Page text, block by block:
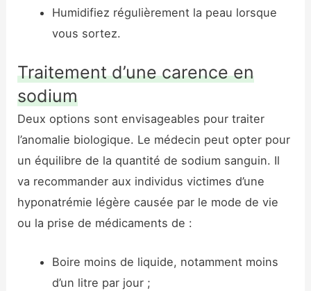
Humidifiez régulièrement la peau lorsque
vous sortez.
Traitement d’une carence en
sodium
Deux options sont envisageables pour traiter
l’anomalie biologique. Le médecin peut opter pour
un équilibre de la quantité de sodium sanguin. Il
va recommander aux individus victimes d’une
hyponatrémie légère causée par le mode de vie
ou la prise de médicaments de :
Boire moins de liquide, notamment moins
d’un litre par jour ;